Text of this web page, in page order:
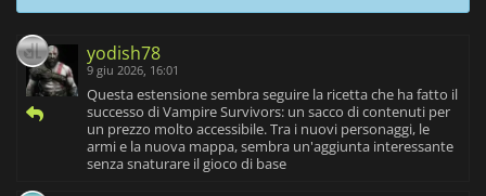
yodish78
9 giu 2026, 16:01
Questa estensione sembra seguire la ricetta che ha fatto il
successo di Vampire Survivors: un sacco di contenuti per
un prezzo molto accessibile. Tra i nuovi personaggi, le
armi e la nuova mappa, sembra un'aggiunta interessante
senza snaturare il gioco di base